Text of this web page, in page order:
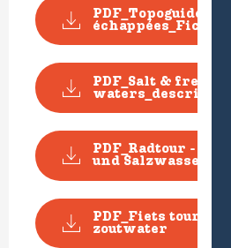
PDF_Topoguide
échappées_Fiche
PDF_Salt & fresh
PDF_Radtour -
und Salzwasser
PDF_Fiets tour -
zoutwater